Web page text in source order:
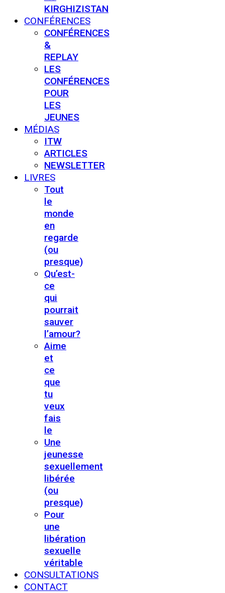
KIRGHIZISTAN
CONFÉRENCES
CONFÉRENCES
&
REPLAY
LES
CONFÉRENCES
POUR
LES
JEUNES
MÉDIAS
ITW
ARTICLES
NEWSLETTER
LIVRES
Tout
le
monde
en
regarde
(ou
presque)
Qu’est-
ce
qui
pourrait
sauver
l’amour?
Aime
et
ce
que
tu
veux
fais
le
Une
jeunesse
sexuellement
libérée
(ou
presque)
Pour
une
libération
sexuelle
véritable
CONSULTATIONS
CONTACT